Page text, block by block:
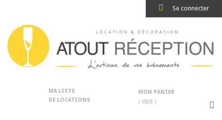
Se connecter
MA LISTE
DE LOCATIONS
MON PANIER
( VIDE )